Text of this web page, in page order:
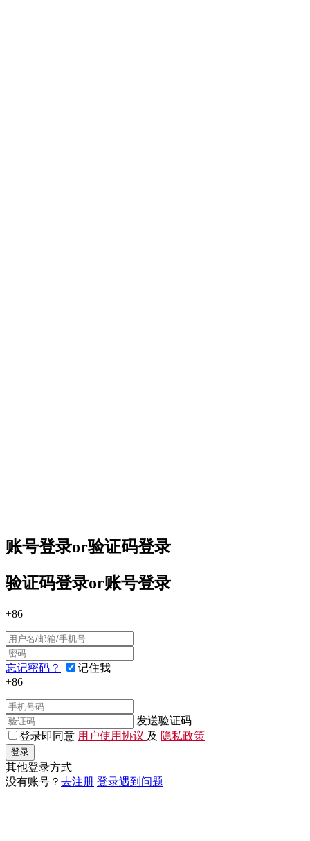
账号登录or验证码登录
验证码登录or账号登录
+86
忘记密码？
记住我
+86
发送验证码
登录即同意 用户使用协议 及 隐私政策
登录
其他登录方式
没有账号？ 去注册 登录遇到问题